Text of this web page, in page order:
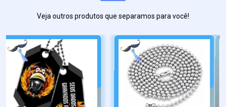
Veja outros produtos que separamos para você!